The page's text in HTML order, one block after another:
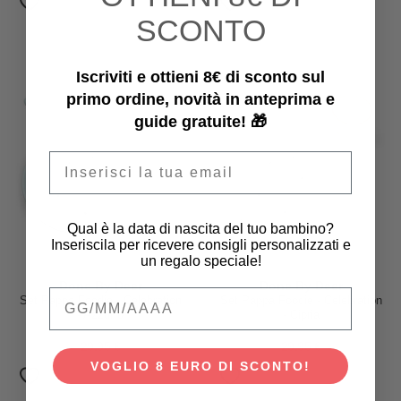
Done By Deer
Set Pappa Foodie - Celebration
- Azzurro
29,95 €
Done By Deer
Set Pappa Foodie - Celebration
29,95 €
SCONTO
Iscriviti e ottieni 8€ di sconto sul
primo ordine, novità in anteprima e
guide gratuite! 🎁
Qual è la data di nascita del tuo bambino?
Inseriscila per ricevere consigli personalizzati e
un regalo speciale!
VOGLIO 8 EURO DI SCONTO!